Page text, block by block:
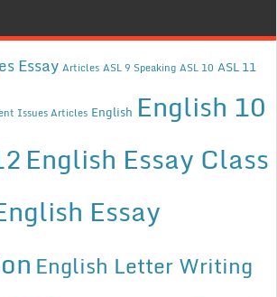
Essay Articles ASL 9 Speaking ASL 10 ASL 11
Issues Articles English English 10
English Essay Class
Essay
English Letter Writing